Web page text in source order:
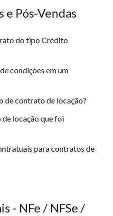
e Pós-Vendas
do tipo Crédito
condições em um
de contrato de locação?
locação que foi
para contratos de
- NFe / NFSe /